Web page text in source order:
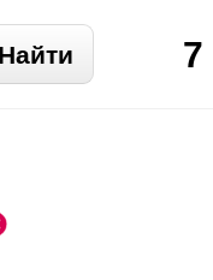
7